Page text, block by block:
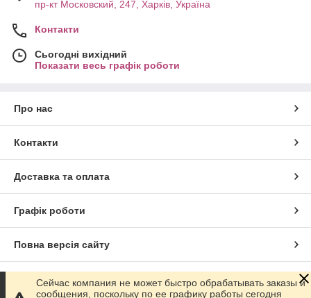
пр-кт Московский, 247, Харків, Україна
Контакти
Сьогодні вихідний
Показати весь графік роботи
Про нас
Контакти
Доставка та оплата
Графік роботи
Повна версія сайту
Сайт створено на маркетплейсі Prom.ua
Сейчас компания не может быстро обрабатывать заказы и
сообщения, поскольку по ее графику работы сегодня